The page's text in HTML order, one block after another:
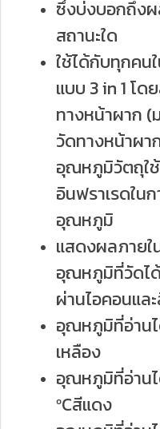
ซึ่งบ่งบอกถึง
สถานะใด
ใช้ได้กับทุกคน
แบบ 3 in 1 โ
ทางหน้าผาก
วัดทางหน้าผา
อุณหภูมิวัตถุใ
อินฟราเรดใ
อุณหภูมิ
แสดงผลภาย
อุณหภูมิที่วัดได้
ผ่านไอคอนแล
อุณหภูมิที่อ่านไ
เหลือง
อุณหภูมิที่อ่านไ
ºCสีแดง